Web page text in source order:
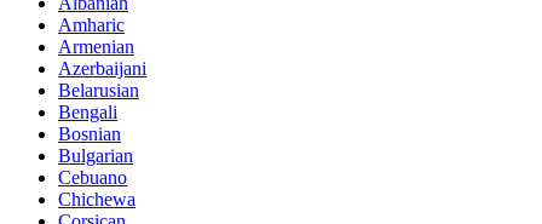
Amharic
Armenian
Azerbaijani
Belarusian
Bengali
Bosnian
Bulgarian
Cebuano
Chichewa